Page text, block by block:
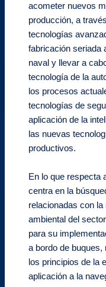
acometer nuevos
producción, a
tecnologías
fabricación seriada
naval y llevar a
tecnología de la
los procesos
tecnologías de
aplicación de la
las nuevas
productivos.
En lo que respecta
centra en la
relacionadas con
ambiental del
para su
a bordo de
los principios de la
aplicación a la